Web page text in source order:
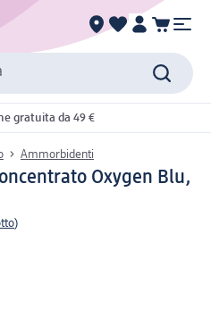
gratuita da 49 €
Ammorbidenti
Oxygen Blu,
)